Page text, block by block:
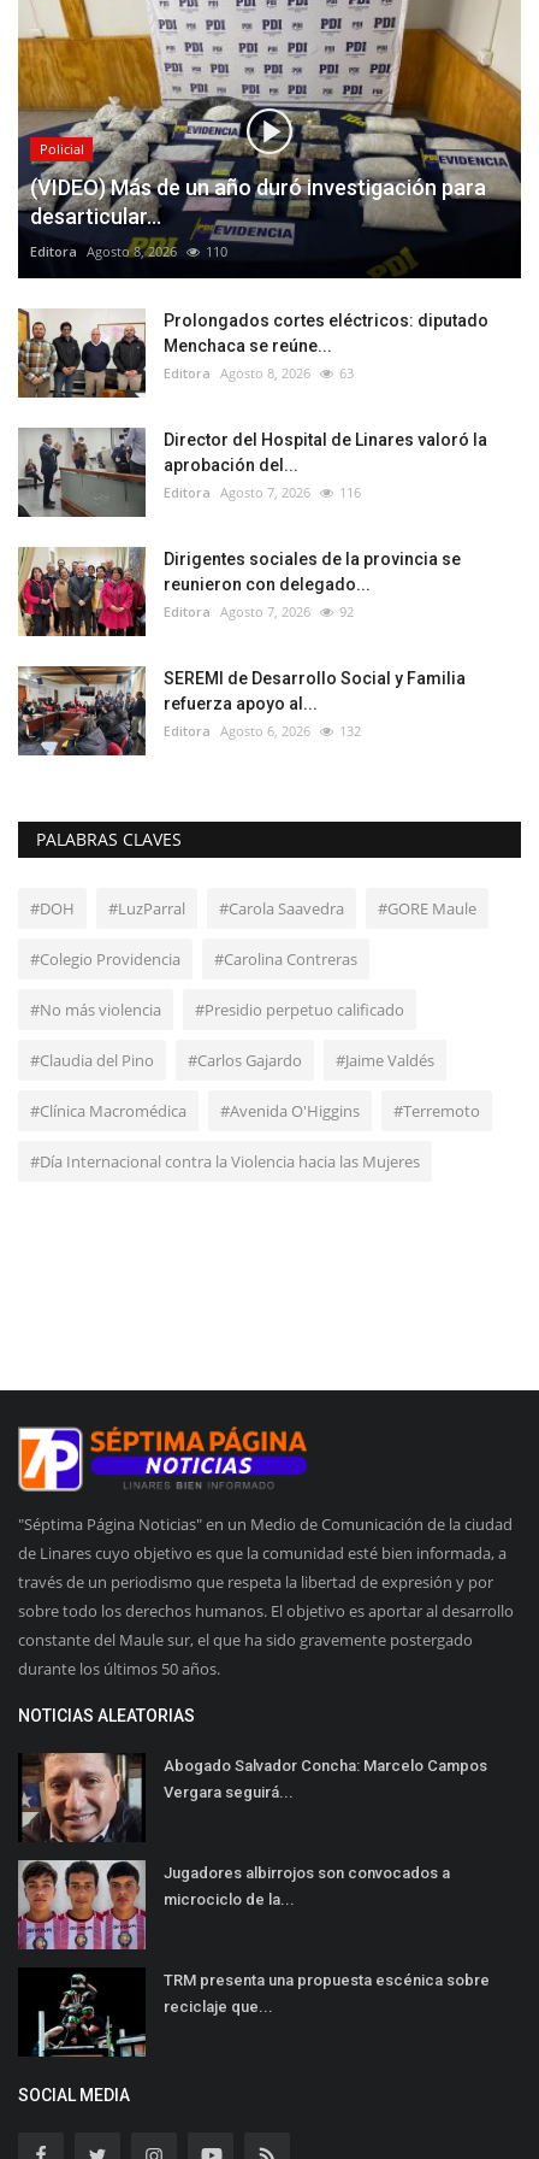
Policial
(VIDEO) Más de un año duró investigación para
desarticular...
Editora Agosto 8, 2026 110
Prolongados cortes eléctricos: diputado
Menchaca se reúne...
Editora Agosto 8, 2026 63
Director del Hospital de Linares valoró la
aprobación del...
Editora Agosto 7, 2026 116
Dirigentes sociales de la provincia se
reunieron con delegado...
Editora Agosto 7, 2026 92
SEREMI de Desarrollo Social y Familia
refuerza apoyo al...
Editora Agosto 6, 2026 132
PALABRAS CLAVES
#DOH #LuzParral #Carola Saavedra #GORE Maule
#Colegio Providencia #Carolina Contreras
#No más violencia #Presidio perpetuo calificado
#Claudia del Pino #Carlos Gajardo #Jaime Valdés
#Clínica Macromédica #Avenida O'Higgins #Terremoto
#Día Internacional contra la Violencia hacia las Mujeres
"Séptima Página Noticias" en un Medio de Comunicación de la ciudad
de Linares cuyo objetivo es que la comunidad esté bien informada, a
través de un periodismo que respeta la libertad de expresión y por
sobre todo los derechos humanos. El objetivo es aportar al desarrollo
constante del Maule sur, el que ha sido gravemente postergado
durante los últimos 50 años.
NOTICIAS ALEATORIAS
Abogado Salvador Concha: Marcelo Campos
Vergara seguirá...
Jugadores albirrojos son convocados a
microciclo de la...
TRM presenta una propuesta escénica sobre
reciclaje que...
SOCIAL MEDIA